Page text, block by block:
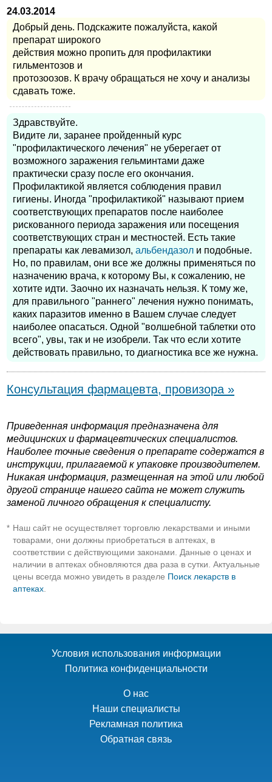
24.03.2014
Добрый день. Подскажите пожалуйста, какой
препарат широкого
действия можно пропить для профилактики
гильментозов и
протозоозов. К врачу обращаться не хочу и анализы
сдавать тоже.
Здравствуйте.
Видите ли, заранее пройденный курс
"профилактического лечения" не уберегает от
возможного заражения гельминтами даже
практически сразу после его окончания.
Профилактикой является соблюдения правил
гигиены. Иногда "профилактикой" называют прием
соответствующих препаратов после наиболее
рискованного периода заражения или посещения
соответствующих стран и местностей. Есть такие
препараты как левамизол, альбендазол и подобные.
Но, по правилам, они все же должны применяться по
назначению врача, к которому Вы, к сожалению, не
хотите идти. Заочно их назначать нельзя. К тому же,
для правильного "раннего" лечения нужно понимать,
каких паразитов именно в Вашем случае следует
наиболее опасаться. Одной "волшебной таблетки ото
всего", увы, так и не изобрели. Так что если хотите
действовать правильно, то диагностика все же нужна.
Консультация фармацевта, провизора »
Приведенная информация предназначена для
медицинских и фармацевтических специалистов.
Наиболее точные сведения о препарате содержатся в
инструкции, прилагаемой к упаковке производителем.
Никакая информация, размещенная на этой или любой
другой странице нашего сайта не может служить
заменой личного обращения к специалисту.
* Наш сайт не осуществляет торговлю лекарствами и иными
товарами, они должны приобретаться в аптеках, в
соответствии с действующими законами. Данные о ценах и
наличии в аптеках обновляются два раза в сутки. Актуальные
цены всегда можно увидеть в разделе Поиск лекарств в
аптеках
Условия использования информации
Политика конфиденциальности
О нас
Наши специалисты
Рекламная политика
Обратная связь